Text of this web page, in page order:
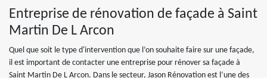
Entreprise de rénovation de façade à Saint
Martin De L Arcon
Quel que soit le type d'intervention que l’on souhaite faire sur une façade,
il est important de contacter une entreprise pour rénover sa façade à
Saint Martin De L Arcon. Dans le secteur, Jason Rénovation est l’une des